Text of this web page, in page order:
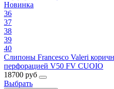
Новинка
36
37
38
39
40
Слипоны Francesco Valeri
перфорацией V50 FV CUOIO
18700 руб
Выбрать